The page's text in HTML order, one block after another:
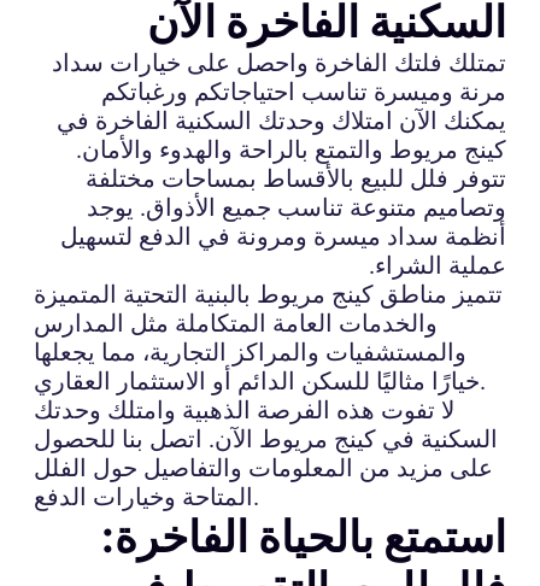
السكنية الفاخرة الآن
تمتلك فلتك الفاخرة واحصل على خيارات سداد
مرنة وميسرة تناسب احتياجاتكم ورغباتكم
يمكنك الآن امتلاك وحدتك السكنية الفاخرة في
كينج مريوط والتمتع بالراحة والهدوء والأمان.
تتوفر فلل للبيع بالأقساط بمساحات مختلفة
وتصاميم متنوعة تناسب جميع الأذواق. يوجد
أنظمة سداد ميسرة ومرونة في الدفع لتسهيل
عملية الشراء.
تتميز مناطق كينج مريوط بالبنية التحتية المتميزة
والخدمات العامة المتكاملة مثل المدارس
والمستشفيات والمراكز التجارية، مما يجعلها
خيارًا مثاليًا للسكن الدائم أو الاستثمار العقاري.
لا تفوت هذه الفرصة الذهبية وامتلك وحدتك
السكنية في كينج مريوط الآن. اتصل بنا للحصول
على مزيد من المعلومات والتفاصيل حول الفلل
المتاحة وخيارات الدفع.
استمتع بالحياة الفاخرة: